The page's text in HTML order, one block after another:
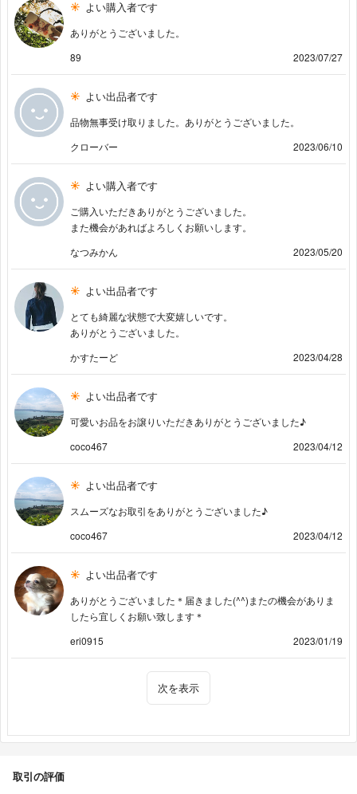
よい購入者です
ありがとうございました。
89
2023/07/27
よい出品者です
品物無事受け取りました。ありがとうございました。
クローバー
2023/06/10
よい購入者です
ご購入いただきありがとうございました。
また機会があればよろしくお願いします。
なつみかん
2023/05/20
よい出品者です
とても綺麗な状態で大変嬉しいです。
ありがとうございました。
かすたーど
2023/04/28
よい出品者です
可愛いお品をお譲りいただきありがとうございました♪
coco467
2023/04/12
よい出品者です
スムーズなお取引をありがとうございました♪
coco467
2023/04/12
よい出品者です
ありがとうございました＊届きました(^^)またの機会がありま
したら宜しくお願い致します＊
eri0915
2023/01/19
次を表示
取引の評価